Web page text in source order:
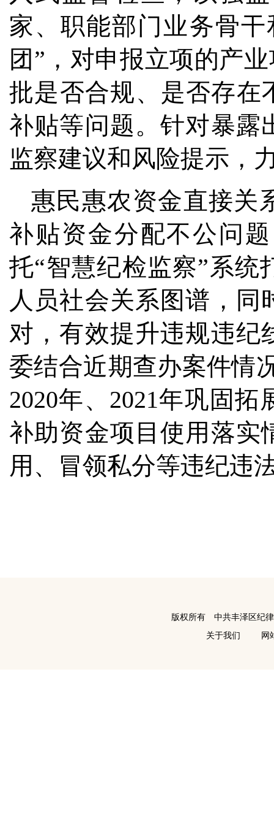
家、职能部门业务骨
团”，对申报立项的产
批是否合规、是否存在
补贴等问题。针对暴露
监察建议和风险提示，
惠民惠农资金直接关
补贴资金分配不公问
托“智慧纪检监察”系统
人员社会关系图谱，
对，有效提升违规违纪
委结合近期查办案件情
2020年、2021年巩固
补助资金项目使用落实
用、冒领私分等违纪违
版权所有 中共丰泽区纪
关于我们
网